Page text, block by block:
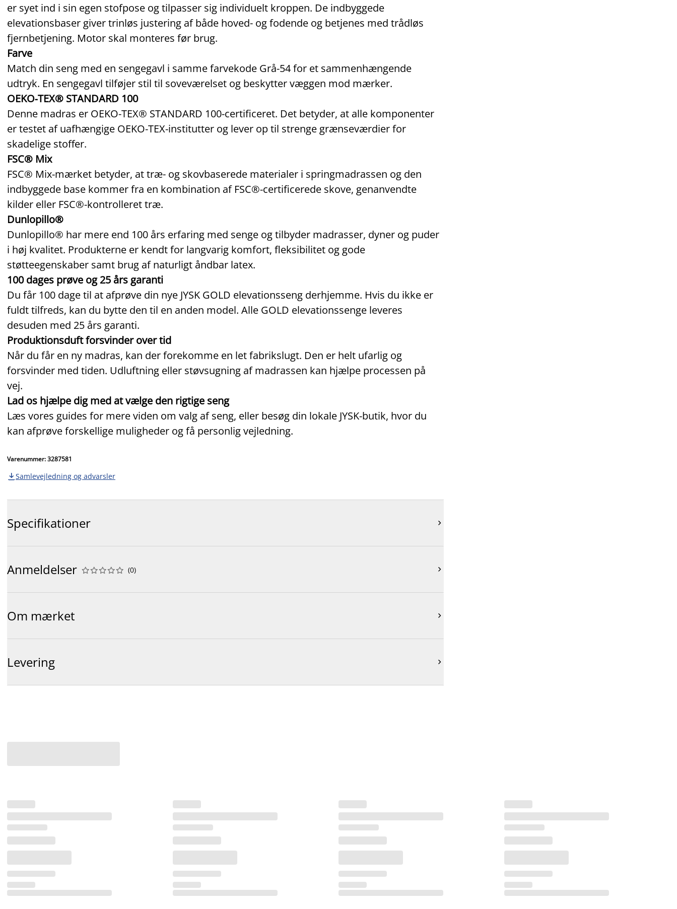
er syet ind i sin egen stofpose og tilpasser sig individuelt kroppen. De indbyggede
elevationsbaser giver trinløs justering af både hoved- og fodende og betjenes med trådløs
fjernbetjening. Motor skal monteres før brug.
Farve
Match din seng med en sengegavl i samme farvekode Grå‑54 for et sammenhængende
udtryk. En sengegavl tilføjer stil til soveværelset og beskytter væggen mod mærker.
OEKO‑TEX® STANDARD 100
Denne madras er OEKO‑TEX® STANDARD 100‑certificeret. Det betyder, at alle komponenter
er testet af uafhængige OEKO‑TEX‑institutter og lever op til strenge grænseværdier for
skadelige stoffer.
FSC® Mix
FSC® Mix‑mærket betyder, at træ- og skovbaserede materialer i springmadrassen og den
indbyggede base kommer fra en kombination af FSC®‑certificerede skove, genanvendte
kilder eller FSC®‑kontrolleret træ.
Dunlopillo®
Dunlopillo® har mere end 100 års erfaring med senge og tilbyder madrasser, dyner og puder
i høj kvalitet. Produkterne er kendt for langvarig komfort, fleksibilitet og gode
støtteegenskaber samt brug af naturligt åndbar latex.
100 dages prøve og 25 års garanti
Du får 100 dage til at afprøve din nye JYSK GOLD elevationsseng derhjemme. Hvis du ikke er
fuldt tilfreds, kan du bytte den til en anden model. Alle GOLD elevationssenge leveres
desuden med 25 års garanti.
Produktionsduft forsvinder over tid
Når du får en ny madras, kan der forekomme en let fabrikslugt. Den er helt ufarlig og
forsvinder med tiden. Udluftning eller støvsugning af madrassen kan hjælpe processen på
vej.
Lad os hjælpe dig med at vælge den rigtige seng
Læs vores guides for mere viden om valg af seng, eller besøg din lokale JYSK‑butik, hvor du
kan afprøve forskellige muligheder og få personlig vejledning.
Varenummer: 3287581
 Samlevejledning og advarsler
Specifikationer 
Anmeldelser 




 (0) 
Om mærket 
Levering 